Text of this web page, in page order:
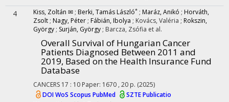
4 Kiss, Zoltán ✉ ; Berki, Tamás László* ; Maráz, Anikó ; Horváth,
Zsolt ; Nagy, Péter ; Fábián, Ibolya ; Kovács, Valéria ; Rokszin,
György ; Surján, György ; Barcza, Zsófia et al.
Overall Survival of Hungarian Cancer
Patients Diagnosed Between 2011 and
2019, Based on the Health Insurance Fund
Database
CANCERS 17 : 10 Paper: 1670 , 20 p. (2025)
DOIWoS Scopus PubMed
SZTE Publicatio